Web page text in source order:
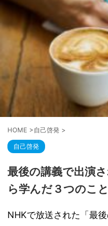
HOME >自己啓発 >
自己啓発
最後の講義で出演
ら学んだ３つのこ
NHKで放送された「最